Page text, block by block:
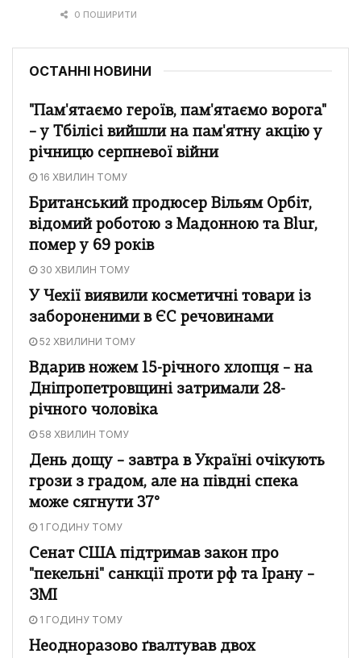
0 ПОШИРИТИ
ОСТАННІ НОВИНИ
"Пам'ятаємо героїв, пам'ятаємо ворога"
– у Тбілісі вийшли на пам'ятну акцію у
річницю серпневої війни
16 ХВИЛИН ТОМУ
Британський продюсер Вільям Орбіт,
відомий роботою з Мадонною та Blur,
помер у 69 років
30 ХВИЛИН ТОМУ
У Чехії виявили косметичні товари із
забороненими в ЄС речовинами
52 ХВИЛИНИ ТОМУ
Вдарив ножем 15-річного хлопця – на
Дніпропетровщині затримали 28-
річного чоловіка
58 ХВИЛИН ТОМУ
День дощу – завтра в Україні очікують
грози з градом, але на півдні спека
може сягнути 37°
1 ГОДИНУ ТОМУ
Сенат США підтримав закон про
"пекельні" санкції проти рф та Ірану –
ЗМІ
1 ГОДИНУ ТОМУ
Неодноразово ґвалтував двох